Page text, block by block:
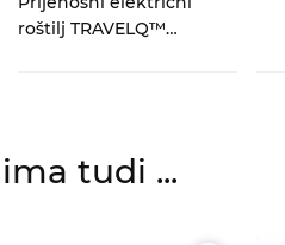
roštilj TRAVELQ™
tudi ...